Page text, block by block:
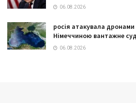
06.08.2026
росія атакувала дронами
Німеччиною вантажне
06.08.2026